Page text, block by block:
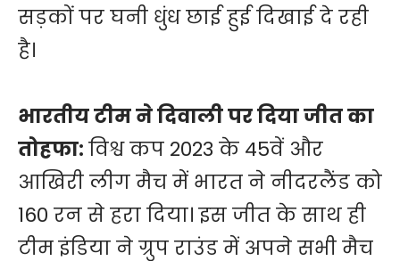
सड़कों पर घनी धुंध छाई हुई दिखाई दे रही
है।
भारतीय टीम ने दिवाली पर दिया जीत का
तोहफा:विश्व कप 2023 के 45वें और
आखिरी लीग मैच में भारत ने नीदरलैंड को
160 रन से हरा दिया। इस जीत के साथ ही
टीम इंडिया ने ग्रुप राउंड में अपने सभी मैच